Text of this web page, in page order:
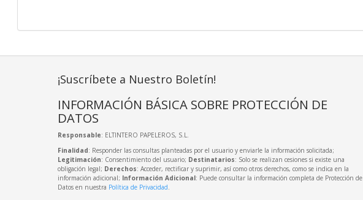
¡Suscríbete a Nuestro Boletín!
INFORMACIÓN BÁSICA SOBRE PROTECCIÓN DE
DATOS
Responsable: ELTINTERO PAPELEROS, S.L.
Finalidad: Responder las consultas planteadas por el usuario y enviarle la información solicitada;
Legitimación: Consentimiento del usuario; Destinatarios: Solo se realizan cesiones si existe una
obligación legal; Derechos: Acceder, rectificar y suprimir, así como otros derechos, como se indica en la
información adicional; Información Adicional: Puede consultar la información completa de Protección de
Datos en nuestra Política de Privacidad.